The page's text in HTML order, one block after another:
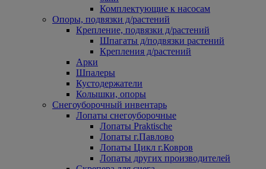
Комплектующие к насосам
Опоры, подвязки д/растений
Крепление, подвязки д/растений
Шпагаты д/подвязки растений
Крепления д/растений
Арки
Шпалеры
Кустодержатели
Колышки, опоры
Снегоуборочный инвентарь
Лопаты снегоуборочные
Лопаты Praktische
Лопаты г.Павлово
Лопаты Цикл г.Ковров
Лопаты других производителей